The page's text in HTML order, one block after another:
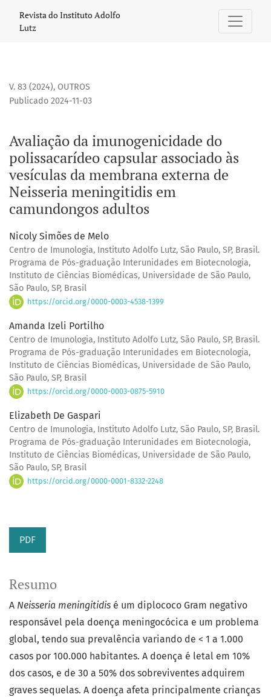
Avaliação da imunogenicidade do polissacarídeo
Revista do Instituto Adolfo
Lutz
V. 83 (2024), OUTROS
Avaliação da imunogenicidade do
polissacarídeo capsular associado às
vesículas da membrana externa de
Neisseria meningitidis em
camundongos adultos
Publicado 2024-11-03
Nicoly Simões de Melo
Centro de Imunologia, Instituto Adolfo Lutz, São Paulo, SP, Brasil.
Programa de Pós-graduação Interunidades em Biotecnologia,
Instituto de Ciências Biomédicas, Universidade de São Paulo,
São Paulo, SP, Brasil
https://orcid.org/0000-0003-4538-1399
Amanda Izeli Portilho
Centro de Imunologia, Instituto Adolfo Lutz, São Paulo, SP, Brasil.
Programa de Pós-graduação Interunidades em Biotecnologia,
Instituto de Ciências Biomédicas, Universidade de São Paulo,
São Paulo, SP, Brasil
https://orcid.org/0000-0003-0875-5910
Elizabeth De Gaspari
Centro de Imunologia, Instituto Adolfo Lutz, São Paulo, SP, Brasil.
Programa de Pós-graduação Interunidades em Biotecnologia,
Instituto de Ciências Biomédicas, Universidade de São Paulo,
São Paulo, SP, Brasil
https://orcid.org/0000-0001-8332-2248
PDF
Resumo
A Neisseria meningitidis é um diplococo Gram negativo
responsável pela doença meningocócica e um problema
global, tendo sua prevalência variando de < 1 a 1.000
casos por 100.000 habitantes. A doença é letal em 10%
dos casos, e de 30 a 50% dos sobreviventes adquirem
graves sequelas. A doença afeta principalmente crianças